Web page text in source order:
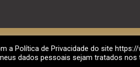
Empresarial. © 2017
a Política de Privacidade do site
dados pessoais sejam tratados nos